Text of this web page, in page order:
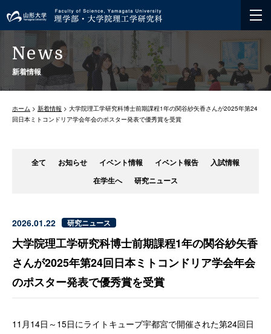
News
新着情報
ホーム > 新着情報 > 大学院理工学研究科博士前期課程1年の関谷紗矢香さんが2025年第24
回日本ミトコンドリア学会年会のポスター発表で優秀賞を受賞
全て お知らせ イベント情報 イベント報告
入試情報
在学生へ
研究ニュース
2026.01.22 研究ニュース
大学院理工学研究科博士前期課程1年の関谷紗矢香
さんが2025年第24回日本ミトコンドリア学会年会
のポスター発表で優秀賞を受賞
11月14日～15日にライトキューブ宇都宮で開催された第24回日